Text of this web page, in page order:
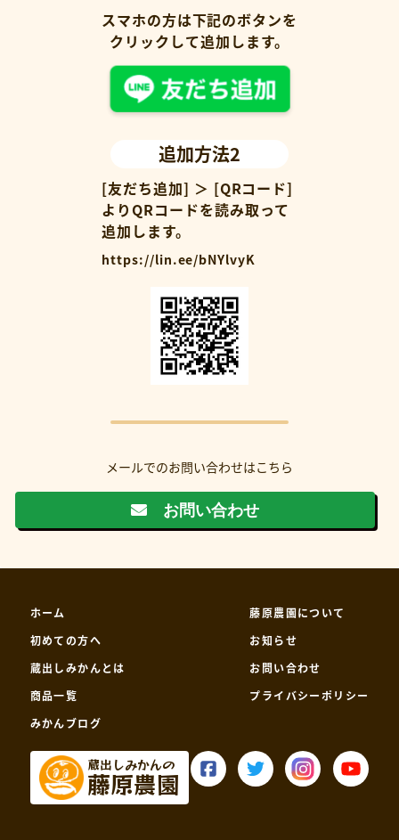
スマホの方は下記のボタンを
クリックして追加します。
追加方法2
[友だち追加] ＞ [QRコード]
よりQRコードを読み取って
追加します。
https://lin.ee/bNYlvyK
メールでのお問い合わせはこちら
お問い合わせ
ホーム
初めての方へ
蔵出しみかんとは
商品一覧
みかんブログ
藤原農園について
お知らせ
お問い合わせ
プライバシーポリシー
蔵出しみかんの
藤原農園